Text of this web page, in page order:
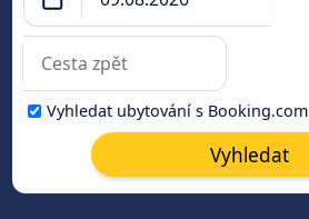
Vyhledat ubytování s Booking.com
Vyhledat